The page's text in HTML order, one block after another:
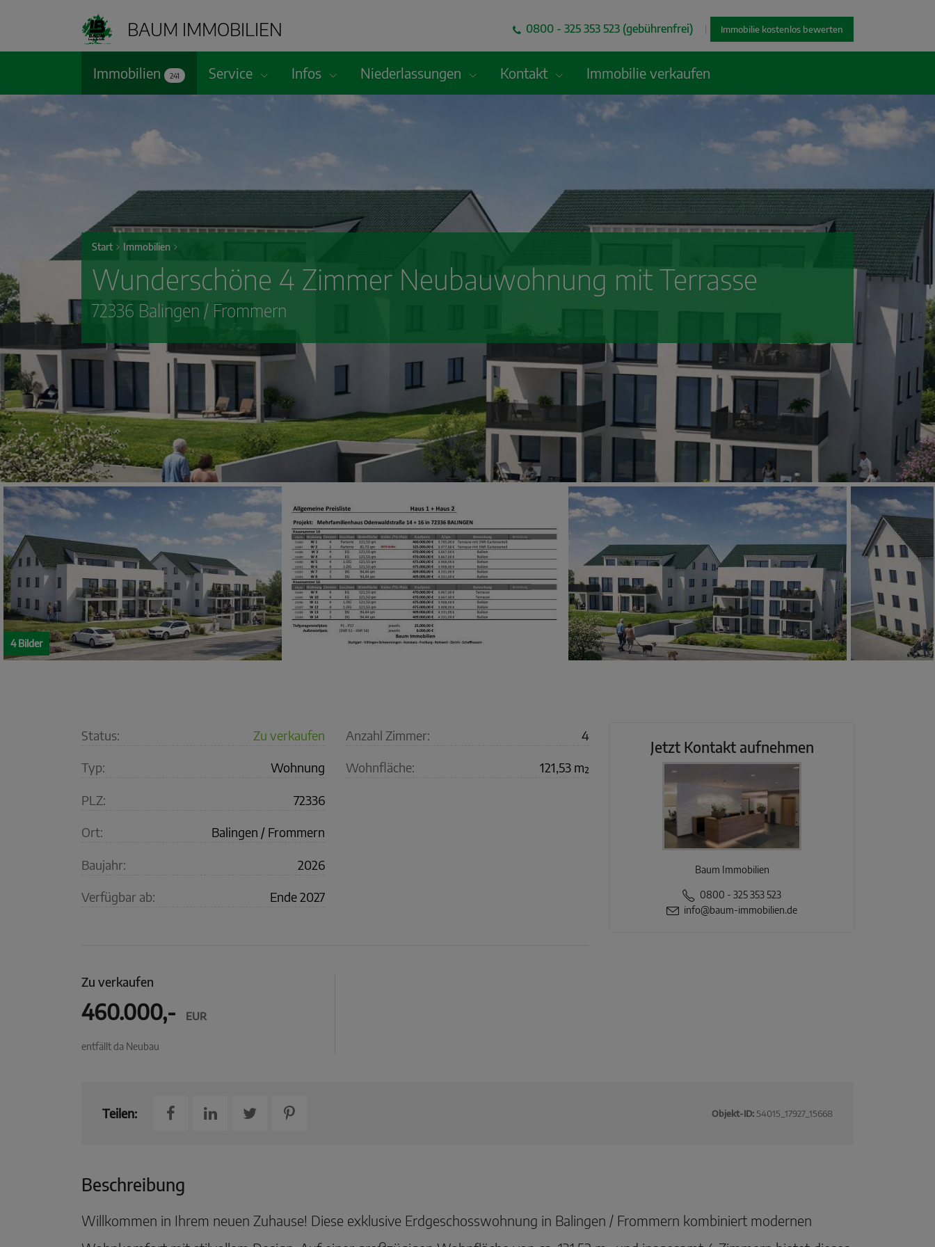
BAUM IMMOBILIEN 0800 - 325 353 523 (gebührenfrei) | Immobilie kostenlos bewerten
Immobilien 241 Service Infos Niederlassungen Kontakt Immobilie verkaufen
Start Immobilien
Wunderschöne 4 Zimmer Neubauwohnung mit Terrasse
72336 Balingen / Frommern
4 Bilder
Status: Zu verkaufen
Typ: Wohnung
PLZ: 72336
Ort: Balingen / Frommern
Baujahr: 2026
Verfügbar ab: Ende 2027
Anzahl Zimmer: 4
Wohnfläche: 121,53 m²
Zu verkaufen
460.000,- EUR
entfällt da Neubau
Jetzt Kontakt aufnehmen
Baum Immobilien
0800 - 325 353 523
info@baum-immobilien.de
Teilen: Objekt-ID: 54015_17927_15668
Beschreibung
Willkommen in Ihrem neuen Zuhause! Diese exklusive Erdgeschosswohnung in Balingen / Frommern kombiniert modernen